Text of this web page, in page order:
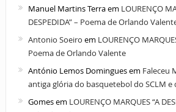
Manuel Martins Terraem LOURENÇO
DESPEDIDA” – Poema de Orlando
Antonio Soeiro em LOURENÇO
Poema de Orlando Valente
António Lemos Dominguesem Faleceu
antiga glória do basquetebol do SCLM
Gomesem LOURENÇO MARQUES “A